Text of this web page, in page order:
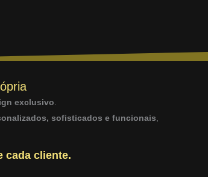
exclusivo.
sofisticados e funcionais,
cada cliente.